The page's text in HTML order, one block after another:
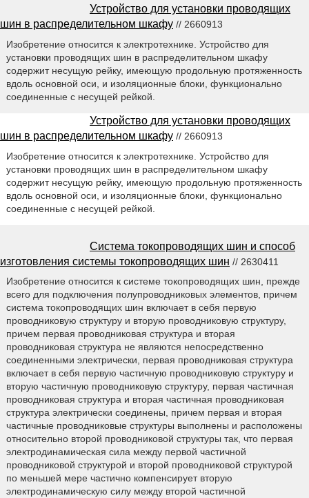
Устройство для установки проводящих
шин в распределительном шкафу // 2660913
Изобретение относится к электротехнике. Устройство для
установки проводящих шин в распределительном шкафу
содержит несущую рейку, имеющую продольную протяженность
вдоль основной оси, и изоляционные блоки, функционально
соединенные с несущей рейкой.
Устройство для установки проводящих
шин в распределительном шкафу // 2660913
Изобретение относится к электротехнике. Устройство для
установки проводящих шин в распределительном шкафу
содержит несущую рейку, имеющую продольную протяженность
вдоль основной оси, и изоляционные блоки, функционально
соединенные с несущей рейкой.
Система токопроводящих шин и способ
изготовления системы токопроводящих шин // 2630411
Изобретение относится к системе токопроводящих шин, прежде
всего для подключения полупроводниковых элементов, причем
система токопроводящих шин включает в себя первую
проводниковую структуру и вторую проводниковую структуру,
причем первая проводниковая структура и вторая
проводниковая структура не являются непосредственно
соединенными электрически, первая проводниковая структура
включает в себя первую частичную проводниковую структуру и
вторую частичную проводниковую структуру, первая частичная
проводниковая структура и вторая частичная проводниковая
структура электрически соединены, причем первая и вторая
частичные проводниковые структуры выполнены и расположены
относительно второй проводниковой структуры так, что первая
электродинамическая сила между первой частичной
проводниковой структурой и второй проводниковой структурой
по меньшей мере частично компенсирует вторую
электродинамическую силу между второй частичной